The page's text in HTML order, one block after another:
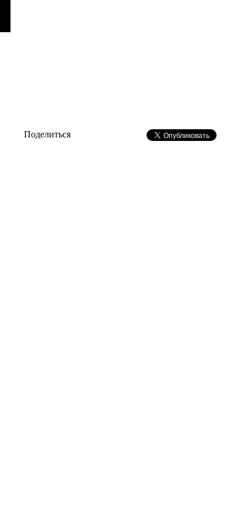
Поделиться